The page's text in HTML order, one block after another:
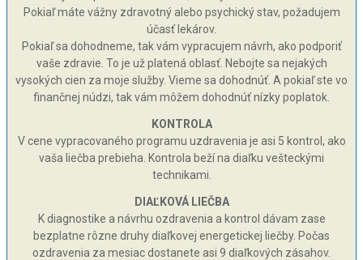
Pokiaľ máte vážny zdravotný alebo psychický stav, požadujem
účasť lekárov.
Pokiaľ sa dohodneme, tak vám vypracujem návrh, ako podporiť
vaše zdravie. To je už platená oblasť. Nebojte sa nejakých
vysokých cien za moje služby. Vieme sa dohodnúť. A pokiaľ ste vo
finančnej núdzi, tak vám môžem dohodnúť nízky poplatok.
KONTROLA
V cene vypracovaného programu uzdravenia je asi 5 kontrol, ako
vaša liečba prebieha. Kontrola beží na diaľku vešteckými
technikami.
DIAĽKOVÁ LIEČBA
K diagnostike a návrhu ozdravenia a kontrol dávam zase
bezplatne rôzne druhy diaľkovej energetickej liečby. Počas
ozdravenia za mesiac dostanete asi 9 diaľkových zásahov.